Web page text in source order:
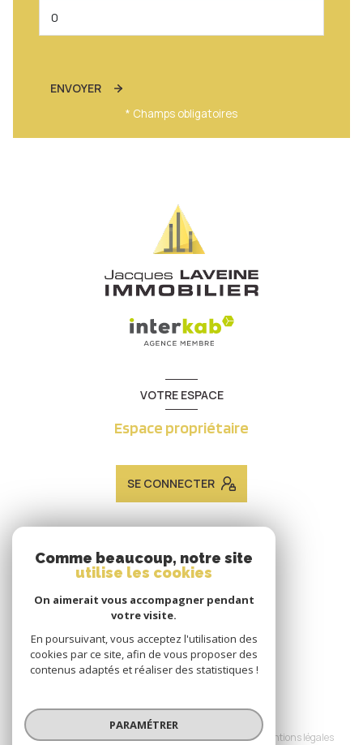
ENVOYER
* Champs obligatoires
VOTRE ESPACE
Espace propriétaire
SE CONNECTER
ADHÉRENTS
Nous adhérons
Nos honoraires
Nos partenaires Mentions légales
Comme beaucoup, notre site
utilise les cookies
On aimerait vous accompagner pendant
votre visite.
En poursuivant, vous acceptez l'utilisation des
cookies par ce site, afin de vous proposer des
contenus adaptés et réaliser des statistiques !
PARAMÉTRER